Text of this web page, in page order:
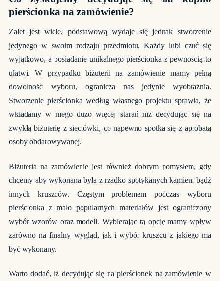
pierścionka na zamówienie?
Zalet jest wiele, podstawową wydaje się jednak stworzenie
jedynego w swoim rodzaju przedmiotu. Każdy lubi czuć się
wyjątkowo, a posiadanie unikalnego pierścionka z pewnością to
ułatwi. W przypadku biżuterii na zamówienie mamy pełną
dowolność wyboru, ogranicza nas jedynie wyobraźnia.
Stworzenie pierścionka według własnego projektu sprawia, że
wkładamy w niego dużo więcej starań niż decydując się na
zwykłą biżuterię z sieciówki, co napewno spotka się z aprobatą
osoby obdarowywanej.
Biżuteria na zamówienie jest również dobrym pomysłem, gdy
chcemy aby wykonana była z rzadko spotykanych kamieni bądź
innych kruszców. Częstym problemem podczas wyboru
pierścionka z mało popularnych materiałów jest ograniczony
wybór wzorów oraz modeli. Wybierając tą opcję mamy wpływ
zarówno na finalny wygląd, jak i wybór kruszcu z jakiego ma
być wykonany.
Warto dodać, iż decydując się na pierścionek na zamówienie w